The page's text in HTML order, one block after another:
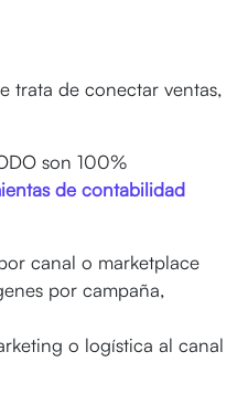
trata de conectar ventas,
son 100%
de contabilidad
canal o marketplace
por campaña,
o logística al canal